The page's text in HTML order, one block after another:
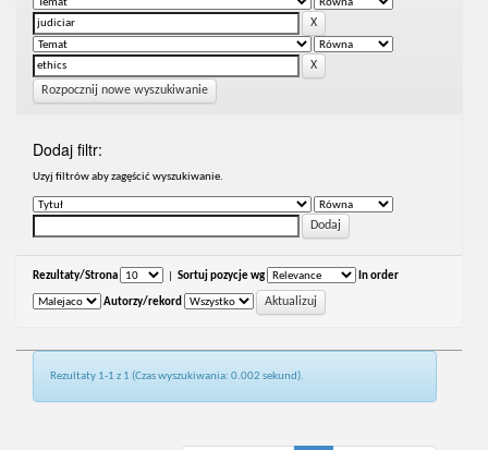
Rozpocznij nowe wyszukiwanie
Dodaj filtr:
Uzyj filtrów aby zagęścić wyszukiwanie.
Rezultaty/Strona Sortuj pozycje wg In order
Autorzy/rekord
Rezultaty 1-1 z 1 (Czas wyszukiwania: 0.002 sekund).